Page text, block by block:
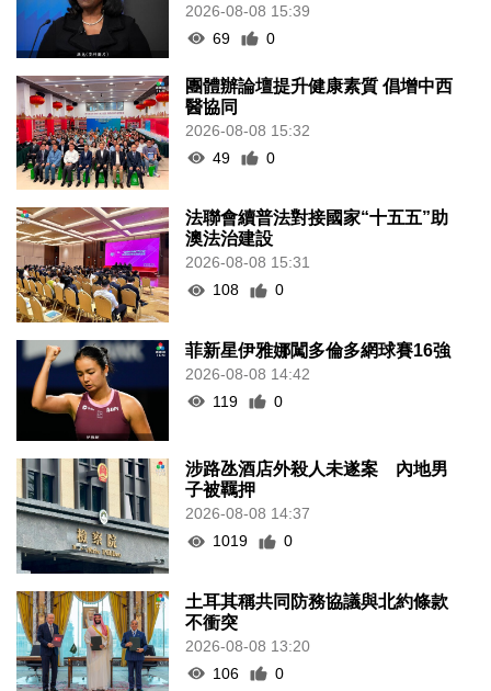
2026-08-08 15:39
69
0
團體辦論壇提升健康素質 倡增中西
醫協同
2026-08-08 15:32
49
0
法聯會續普法對接國家“十五五”助
澳法治建設
2026-08-08 15:31
108
0
菲新星伊雅娜闖多倫多網球賽16強
2026-08-08 14:42
119
0
涉路氹酒店外殺人未遂案 內地男
子被羈押
2026-08-08 14:37
1019
0
土耳其稱共同防務協議與北約條款
不衝突
2026-08-08 13:20
106
0